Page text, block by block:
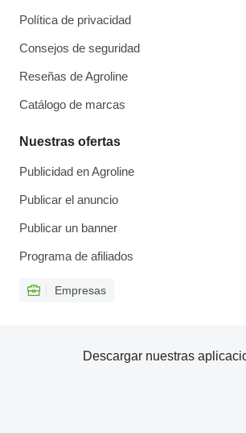
Política de privacidad
Consejos de seguridad
Reseñas de Agroline
Catálogo de marcas
Nuestras ofertas
Publicidad en Agroline
Publicar el anuncio
Publicar un banner
Programa de afiliados
Empresas
Descargar nuestras